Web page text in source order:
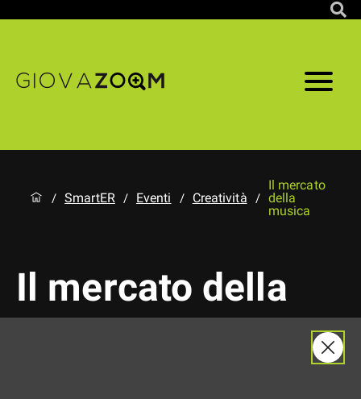
/ SmartER / Eventi / Creatività /
Il mercato
della
musica
Il mercato della